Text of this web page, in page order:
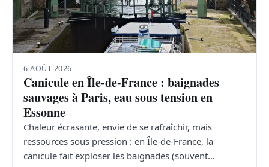
6 AOÛT 2026
Canicule en Île-de-France : baignades
sauvages à Paris, eau sous tension en
Essonne
Chaleur écrasante, envie de se rafraîchir, mais
ressources sous pression : en Île-de-France, la
canicule fait exploser les baignades (souvent…